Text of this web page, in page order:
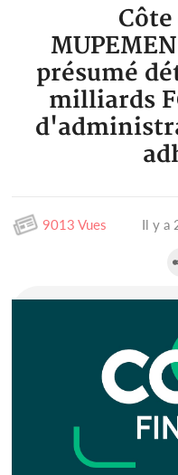
présumé
milliards
9013 Vues Il y a